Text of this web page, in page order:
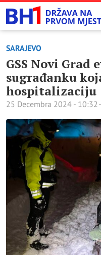
SARAJEVO
GSS Novi Grad
sugrađanku
hospitalizaciju
25 Decembra 2024 - 10:32